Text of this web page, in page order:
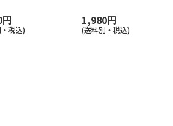
税込)
1,980円
(送料別・税込)